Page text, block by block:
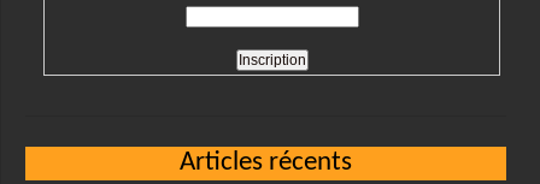
Articles récents